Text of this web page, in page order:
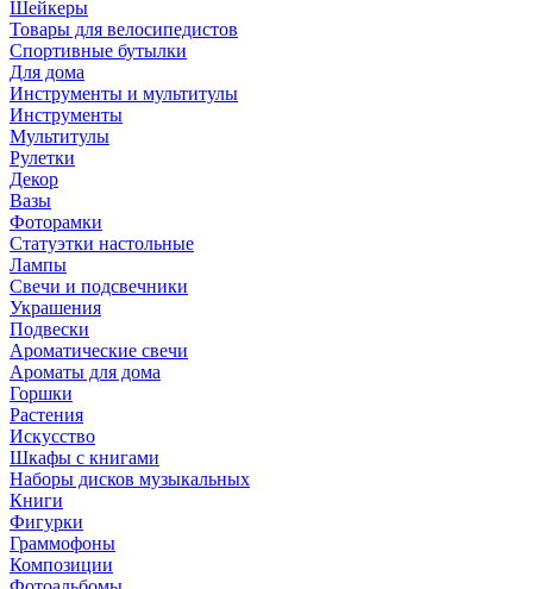
Шейкеры
Товары для велосипедистов
Спортивные бутылки
Для дома
Инструменты и мультитулы
Инструменты
Мультитулы
Рулетки
Декор
Вазы
Фоторамки
Статуэтки настольные
Лампы
Свечи и подсвечники
Украшения
Подвески
Ароматические свечи
Ароматы для дома
Горшки
Растения
Искусство
Шкафы с книгами
Наборы дисков музыкальных
Книги
Фигурки
Граммофоны
Композиции